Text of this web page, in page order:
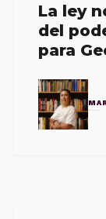
La ley
del
para